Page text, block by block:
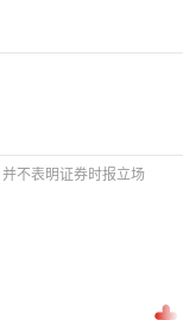
不表明证券时报立场